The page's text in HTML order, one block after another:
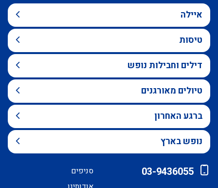
איילה
טיסות
דילים וחבילות נופש
טיולים מאורגנים
ברגע האחרון
נופש בארץ
03-9436055
סניפים